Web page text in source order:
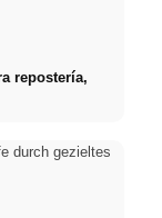
repostería,